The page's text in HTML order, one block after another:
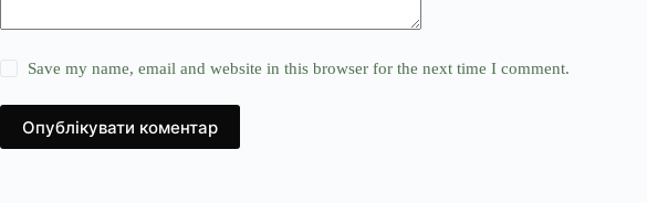
Save my name, email and website in this browser for the next time I comment.
Опублікувати коментар